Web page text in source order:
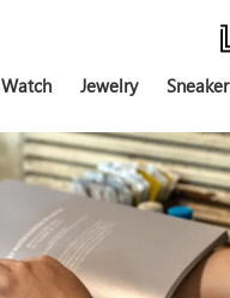
Watch Jewelry Sneaker